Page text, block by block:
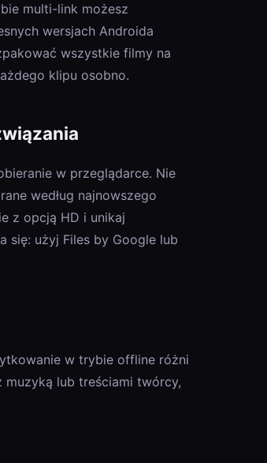
multi-link możesz
wersjach Androida
wszystkie filmy na
klipu osobno.
w przeglądarce. Nie
według najnowszego
z opcją HD i unikaj
się: użyj Files by Google lub
w trybie offline różni
lub treściami twórcy,